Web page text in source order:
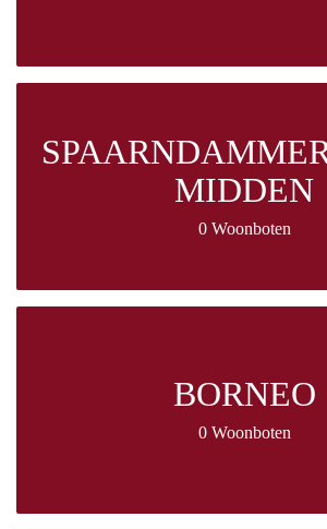
MIDDEN
0 Woonboten
BORNEO
0 Woonboten